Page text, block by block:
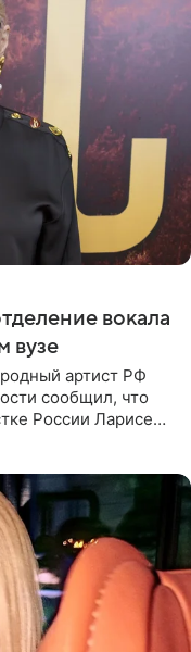
вокала
вузе
артист РФ
сообщил, что
России Ларисе